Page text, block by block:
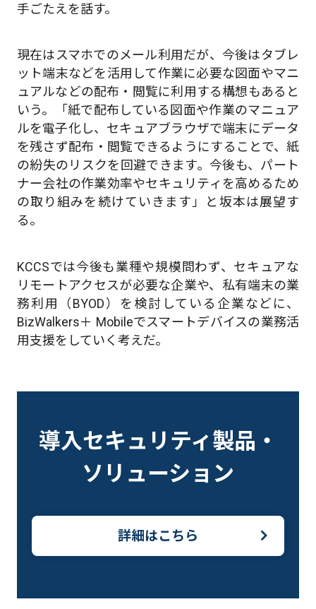
手ごたえを話す。
現在はスマホでのメール利用だが、今後はタブレ
ット端末などを活用して作業に必要な図面やマニ
ュアルなどの配布・閲覧に利用する構想もあると
いう。「紙で配布している図面や作業のマニュア
ルを電子化し、セキュアブラウザで端末にデータ
を残さず配布・閲覧できるようにすることで、紙
の紛失のリスクを回避できます。今後も、パート
ナー会社の作業効率やセキュリティを高めるため
の取り組みを続けていきます」と坂本は展望す
る。
KCCSでは今後も業種や規模問わず、セキュアな
リモートアクセスが必要な企業や、私有端末の業
務利用（BYOD）を検討している企業などに、
BizWalkers＋ Mobileでスマートデバイスの業務活
用支援をしていく考えだ。
導入セキュリティ製品・
ソリューション
詳細はこちら